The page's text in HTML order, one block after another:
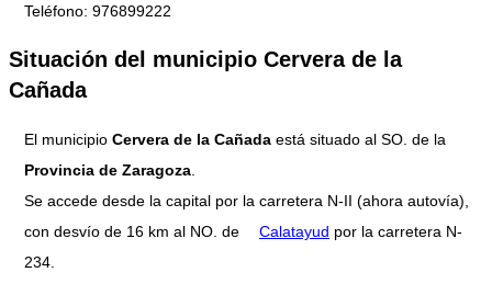
Teléfono: 976899222
Situación del municipio Cervera de la
Cañada
El municipio Cervera de la Cañada está situado al SO. de la
Provincia de Zaragoza
Se accede desde la capital por la carretera N-II (ahora autovía),
con desvío de 16 km al NO. de
Calatayud por la carretera N-
234.